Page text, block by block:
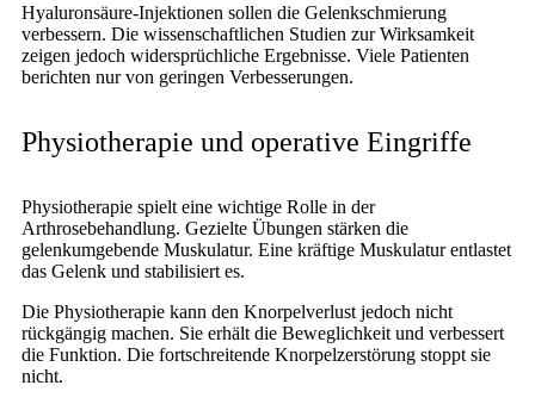
Hyaluronsäure-Injektionen sollen die Gelenkschmierung
verbessern. Die wissenschaftlichen Studien zur Wirksamkeit
zeigen jedoch widersprüchliche Ergebnisse. Viele Patienten
berichten nur von geringen Verbesserungen.
Physiotherapie und operative Eingriffe
Physiotherapie spielt eine wichtige Rolle in der
Arthrosebehandlung. Gezielte Übungen stärken die
gelenkumgebende Muskulatur. Eine kräftige Muskulatur entlastet
das Gelenk und stabilisiert es.
Die Physiotherapie kann den Knorpelverlust jedoch nicht
rückgängig machen. Sie erhält die Beweglichkeit und verbessert
die Funktion. Die fortschreitende Knorpelzerstörung stoppt sie
nicht.